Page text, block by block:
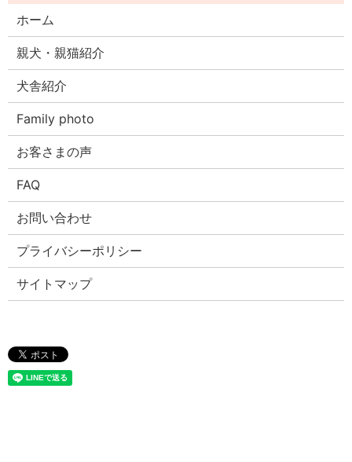
ホーム
親犬・親猫紹介
犬舎紹介
Family photo
お客さまの声
FAQ
お問い合わせ
プライバシーポリシー
サイトマップ